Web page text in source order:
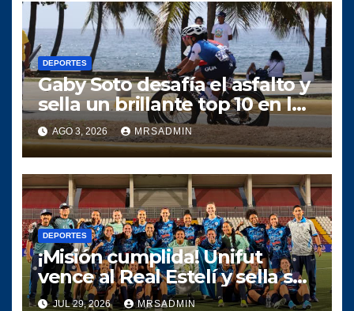
DEPORTES
Gaby Soto desafía el asfalto y
sella un brillante top 10 en la
prueba de ruta Santo
Domingo
AGO 3, 2026 MRSADMIN
DEPORTES
¡Misión cumplida! Unifut
vence al Real Estelí y sella se
clasifica a la final de la UNCAF
JUL 29, 2026 MRSADMIN